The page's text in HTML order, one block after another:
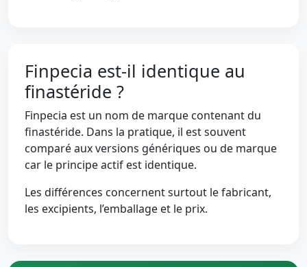
Finpecia est-il identique au
finastéride ?
Finpecia est un nom de marque contenant du
finastéride. Dans la pratique, il est souvent
comparé aux versions génériques ou de marque
car le principe actif est identique.
Les différences concernent surtout le fabricant,
les excipients, l’emballage et le prix.